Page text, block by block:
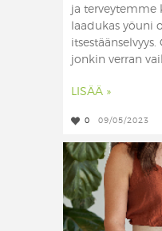
ja terveytemme
laadukas yöuni
jonkin verran
LISÄÄ »
0 09/05/2023